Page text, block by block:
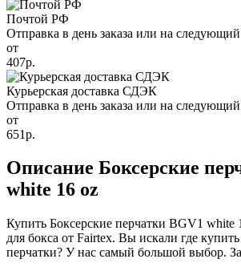
Почтой РФ
Отправка в день заказа или на
от
407р.
Курьерская доставка СДЭК
Отправка в день заказа или на
от
651р.
Описание Боксерские
white 16 oz
Купить Боксерские перчатки BGV1 white
для бокса от Fairtex. Вы искали где
перчатки? У нас самый большой выбор.